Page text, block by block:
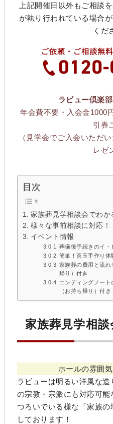
上記開催日以外もご相談
が執り行われている場合
くだ
ラビュー倶楽
年会費不要・入会金1000
引券
（見学会でご入会いただ
レゼ
目次
家族葬見学相談会でわか
様々な事前相談に対応！
イベント情報
葬儀後手続きのイ・
簡単！苔玉手作り体
家族葬の費用と流
帰り）付き
エンディングノー
（お持ち帰り）付き
家族葬見学相
ホールの雰囲
ラビューは明るい洋風な
の宗教・宗派にも対応可能
つろいでいる様な「家族
しております！